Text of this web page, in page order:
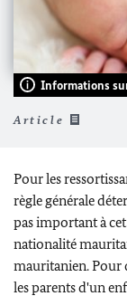
Informations
Article
Pour les
règle générale
pas important à
nationalité
mauritanien. Pour
les parents d'un